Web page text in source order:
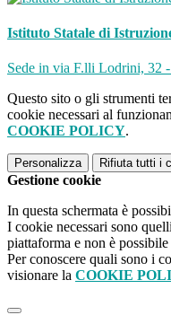
Istituto Statale di
Sede in via F.lli Lodrini, 32
Questo sito o gli strumenti
cookie necessari al
COOKIE POLICY.
Personalizza Rifiuta tutti i
Gestione cookie
In questa schermata è
I cookie necessari sono
piattaforma e non è
Per conoscere quali sono i
visionare la COOKIE